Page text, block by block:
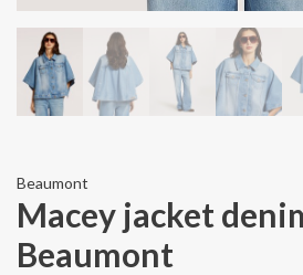
Beaumont
Macey jacket
Beaumont